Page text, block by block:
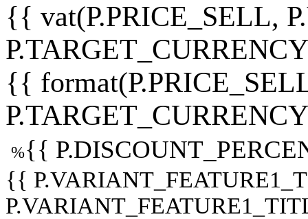
{{ vat(P.PRICE_SELL,
{{
%{{
{{